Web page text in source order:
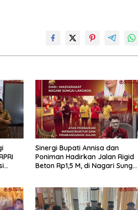
Sinergi Bupati Annisa dan
Poniman Hadirkan Jalan Rigid
Beton Rp1,5 M, di Nagari Sungai